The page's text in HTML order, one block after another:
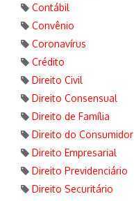
Contábil
Convênio
Coronavírus
Crédito
Direito Civil
Direito Consensual
Direito de Família
Direito do Consumidor
Direito Empresarial
Direito Previdenciário
Direito Securitário